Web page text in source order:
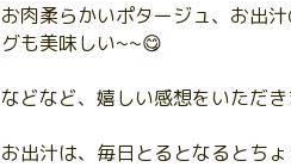
お肉柔らかいポタージュ、お出
グも美味しい~~😋
などなど、嬉しい感想をいただ
お出汁は、毎日とるとなるとち